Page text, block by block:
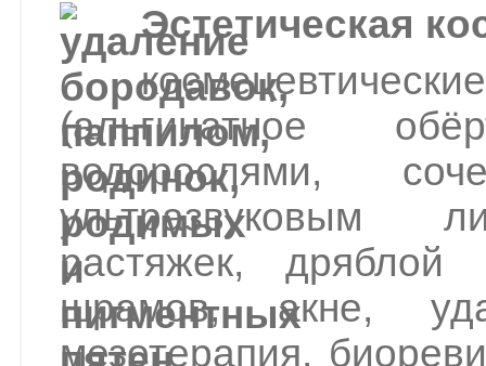
Эстетическая
(альгинатное
водорослями,
ультразвуковым
растяжек,
шрамов, акне,
мезотерапия,